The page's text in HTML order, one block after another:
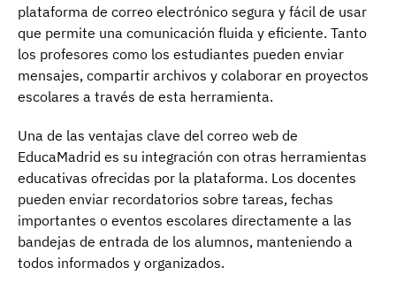
plataforma de correo electrónico segura y fácil de usar
que permite una comunicación fluida y eficiente. Tanto
los profesores como los estudiantes pueden enviar
mensajes, compartir archivos y colaborar en proyectos
escolares a través de esta herramienta.
Una de las ventajas clave del correo web de
EducaMadrid es su integración con otras herramientas
educativas ofrecidas por la plataforma. Los docentes
pueden enviar recordatorios sobre tareas, fechas
importantes o eventos escolares directamente a las
bandejas de entrada de los alumnos, manteniendo a
todos informados y organizados.